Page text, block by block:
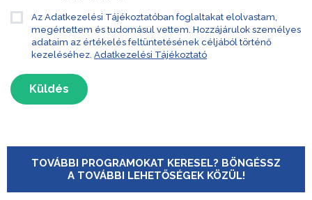
Az Adatkezelési Tájékoztatóban foglaltakat elolvastam,
megértettem és tudomásul vettem. Hozzájárulok személyes
adataim az értékelés feltüntetésének céljából történő
kezeléséhez. Adatkezelési Tájékoztató
Küldés
TOVÁBBI PROGRAMOKAT KERESEL? BÖNGÉSSZ
A TOVÁBBI LEHETŐSÉGEK KÖZÜL!